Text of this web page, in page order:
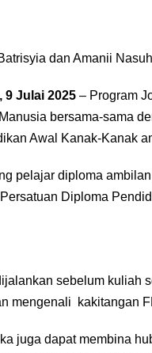
dan Amanii
9 Julai 2025 – Program
bersama-sama
Awal Kanak-Kanak
pelajar diploma
Diploma
sebelum kuliah
mengenali kakitangan
juga dapat membina